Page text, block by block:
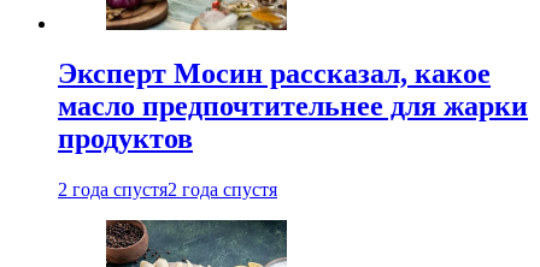
Эксперт Мосин рассказал, какое
масло предпочтительнее для жарки
продуктов
2 года спустя2 года спустя